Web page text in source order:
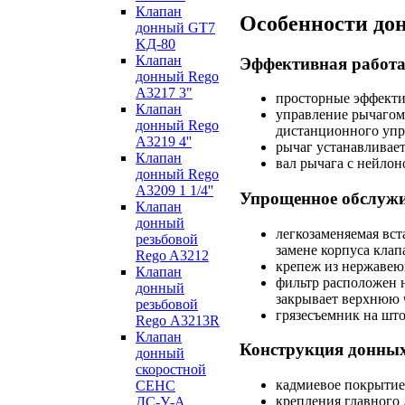
Клапан
донный GT7
KД-80
Клапан
донный Rego
A3217 3"
Клапан
донный Rego
A3219 4''
Клапан
донный Rego
А3209 1 1/4''
Клапан
донный
резьбовой
Rego A3212
Клапан
донный
резьбовой
Rego А3213R
Клапан
донный
скоростной
СЕНС
ДС-У-А
Особенности
Эффективная
просторные
управление
дистанционного
рычаг
вал рычага с
Упрощенное
легкозаменяемая
замене корпуса
крепеж из
фильтр расположен
закрывает верхнюю
грязесъемник на
Конструкция
кадмиевое
крепления